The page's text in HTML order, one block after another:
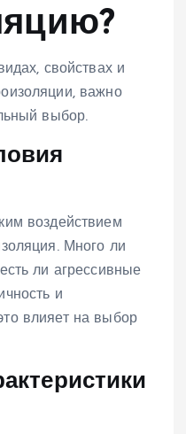
свойствах и
важно
выбор.
воздействием
Много ли
ли агрессивные
и
влияет на выбор